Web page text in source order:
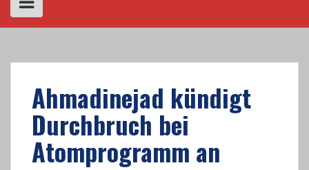
Ahmadinejad kündigt
Durchbruch bei
Atomprogramm an